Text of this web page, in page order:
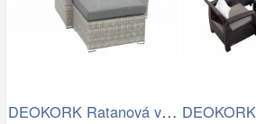
DEOKORK Ratanová variabilní sestava…